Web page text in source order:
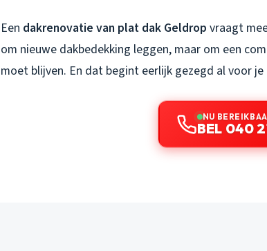
Een dakrenovatie van plat dak Geldrop vraagt
om nieuwe dakbedekking leggen, maar om een
moet blijven. En dat begint eerlijk gezegd al voor
NU
BEL 040